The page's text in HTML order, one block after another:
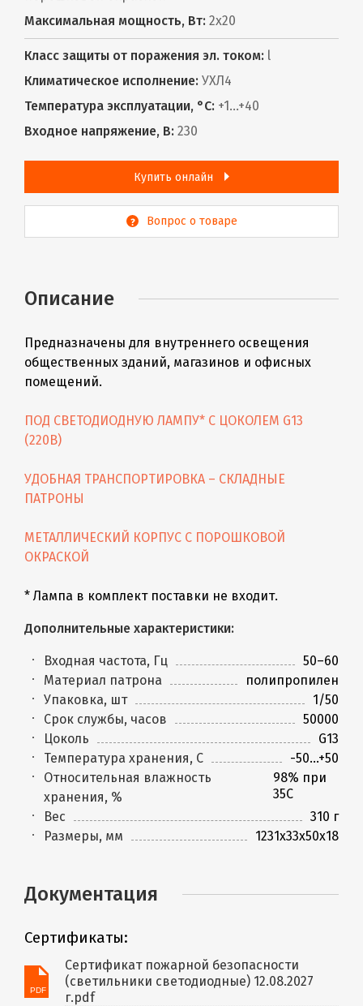
Максимальная мощность, Вт: 2х20
Класс защиты от поражения эл. током: l
Климатическое исполнение: УХЛ4
Температура эксплуатации, °С: +1...+40
Входное напряжение, В: 230
Купить онлайн
Вопрос о товаре
Описание
Предназначены для внутреннего освещения
общественных зданий, магазинов и офисных
помещений.
ПОД СВЕТОДИОДНУЮ ЛАМПУ* С ЦОКОЛЕМ G13
(220В)
УДОБНАЯ ТРАНСПОРТИРОВКА – СКЛАДНЫЕ
ПАТРОНЫ
МЕТАЛЛИЧЕСКИЙ КОРПУС С ПОРОШКОВОЙ
ОКРАСКОЙ
* Лампа в комплект поставки не входит.
Дополнительные характеристики:
Входная частота, Гц
50–60
Материал патрона
полипропилен
Упаковка, шт
1/50
Срок службы, часов
50000
Цоколь
G13
Температура хранения, C
-50...+50
Относительная влажность
хранения, %
98% при
35С
Вес
310 г
Размеры, мм
1231x33x50x18
Документация
Сертификаты:
Сертификат пожарной безопасности
(светильники светодиодные) 12.08.2027
г.pdf